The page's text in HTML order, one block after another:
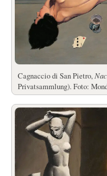
Cagnaccio di San Pietro,
Privatsammlung). Foto: